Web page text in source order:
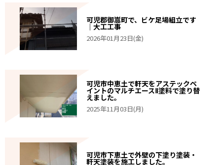
可児郡御嵩町で、ビケ足場組立です
｜大工工事
2026年01月23日(金)
可児市中恵土で軒天をアステックペ
イントのマルチエースⅡ塗料で塗り替
えました。
2025年11月03日(月)
可児市下恵土で外壁の下塗り塗装・
軒天塗装を施工しました。